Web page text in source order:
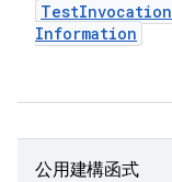
TestInvocation
Information
公用建構函式